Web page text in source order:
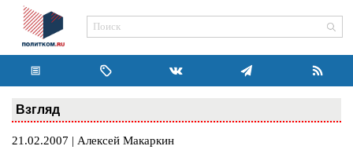
Взгляд
21.02.2007 | Алексей Макаркин